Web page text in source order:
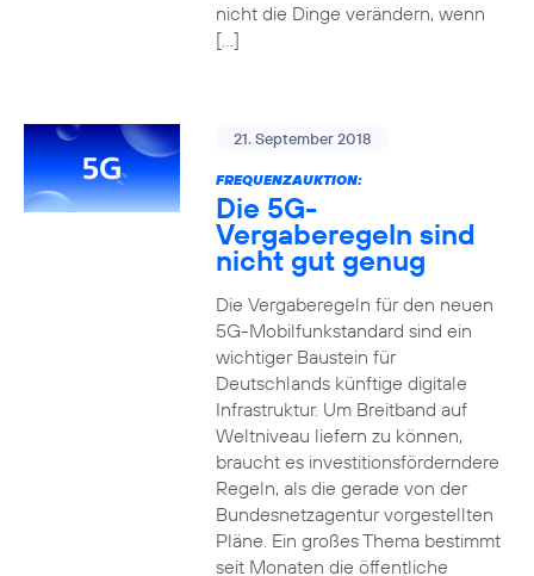
nicht die Dinge verändern, wenn
[…]
21. September 2018
FREQUENZAUKTION:
Die 5G-
Vergaberegeln sind
nicht gut genug
Die Vergaberegeln für den neuen
5G-Mobilfunkstandard sind ein
wichtiger Baustein für
Deutschlands künftige digitale
Infrastruktur. Um Breitband auf
Weltniveau liefern zu können,
braucht es investitionsförderndere
Regeln, als die gerade von der
Bundesnetzagentur vorgestellten
Pläne. Ein großes Thema bestimmt
seit Monaten die öffentliche